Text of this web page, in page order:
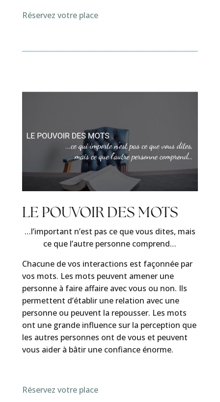
Réservez votre place
LE POUVOIR DES MOTS
…l’important n’est pas ce que vous dites, mais
ce que l’autre personne comprend…
Chacune de vos interactions est façonnée par
vos mots. Les mots peuvent amener une
personne à faire affaire avec vous ou non. Ils
permettent d’établir une relation avec une
personne ou peuvent la repousser. Les mots
ont une grande influence sur la perception que
les autres personnes ont de vous et peuvent
vous aider à bâtir une confiance énorme.
Réservez votre place